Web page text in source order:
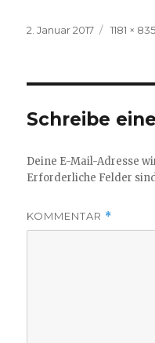
Veröffentlicht
2. Januar 2017
Volle
1181 × 835
Schreibe
Deine E-Mail-Adresse
Erforderliche Felder
KOMMENTAR *